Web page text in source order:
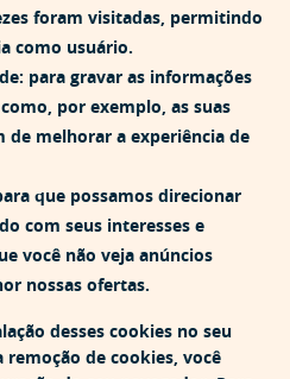
foram visitadas, permitindo
como usuário.
para gravar as informações
por exemplo, as suas
de melhorar a experiência de
que possamos direcionar
com seus interesses e
você não veja anúncios
nossas ofertas.
desses cookies no seu
de cookies, você